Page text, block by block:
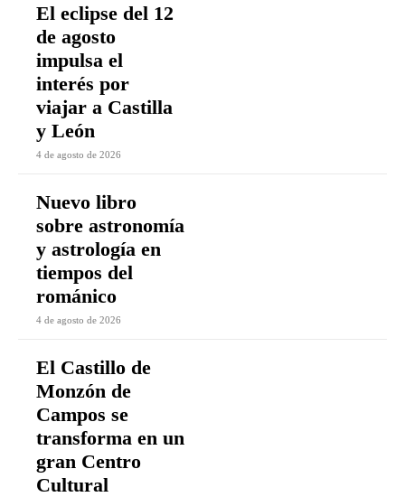
El eclipse del 12
de agosto
impulsa el
interés por
viajar a Castilla
y León
4 de agosto de 2026
Nuevo libro
sobre astronomía
y astrología en
tiempos del
románico
4 de agosto de 2026
El Castillo de
Monzón de
Campos se
transforma en un
gran Centro
Cultural